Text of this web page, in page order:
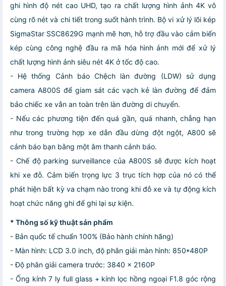
ghi hình độ nét cao UHD, tạo ra chất lượng hình ảnh 4K vô
cùng rõ nét và chi tiết trong suốt hành trình. Bộ vi xử lý lõi kép
SigmaStar SSC8629G mạnh mẽ hơn, hỗ trợ đầu vào cảm biến
kép cùng công nghệ đầu ra mã hóa hình ảnh mới để xử lý
chất lượng hình ảnh siêu nét 4K ở tốc độ cao.
- Hệ thống Cảnh báo Chệch làn đường (LDW) sử dụng
camera A800S để giam sát các vạch kẻ làn đường để đảm
bảo chiếc xe vẫn an toàn trên làn đường di chuyển.
- Nếu các phương tiện đến quá gần, quá nhanh, chẳng hạn
như trong trường hợp xe dẫn đầu dừng đột ngột, A800 sẽ
cảnh báo bạn bằng một âm thanh cảnh báo.
- Chế độ parking surveillance của A800S sẽ được kích hoạt
khi xe đỗ. Cảm biến trọng lực 3 trục tích hợp của nó có thể
phát hiện bất kỳ va chạm nào trong khi đỗ xe và tự động kích
hoạt chức năng ghi để ghi lại sự kiện.
* Thông số kỹ thuật sản phẩm
- Bản quốc tế chuẩn 100% (Bảo hành chính hãng)
- Màn hình: LCD 3.0 inch, độ phân giải màn hình: 850*480P
- Độ phân giải camera trước: 3840 x 2160P
- Ống kính 7 ly full glass + kính lọc hồng ngoại F1.8 góc rộng